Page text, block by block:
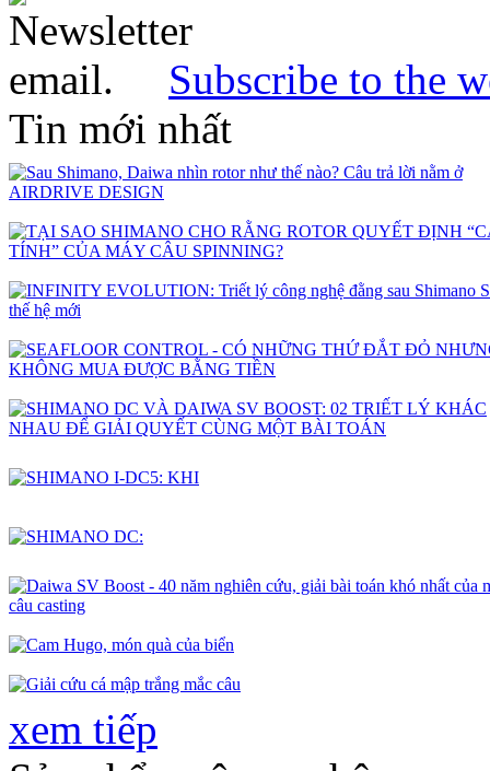
Subscribe to the
Tin mới nhất
xem tiếp